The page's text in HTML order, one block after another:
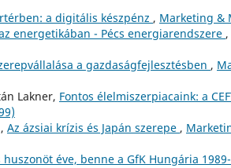
a digitális készpénz , Marketing &
energetikában - Pécs energiarendszere ,
a gazdaságfejlesztésben ,
Lakner, Fontos élelmiszerpiacaink: a
Az ázsiai krízis és Japán szerepe ,
éve, benne a GfK Hungária